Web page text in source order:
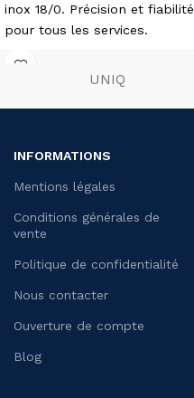
inox 18/0. Précision et fiabilité
pour tous les services.
UNIQ
INFORMATIONS
Mentions légales
Conditions générales de
vente
Politique de confidentialité
Nous contacter
Ouverture de compte
Blog